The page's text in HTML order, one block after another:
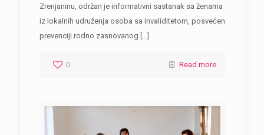
Zrenjaninu, održan je informativni sastanak sa ženama
iz lokalnih udruženja osoba sa invaliditetom, posvećen
prevenciji rodno zasnovanog […]
0 Read more